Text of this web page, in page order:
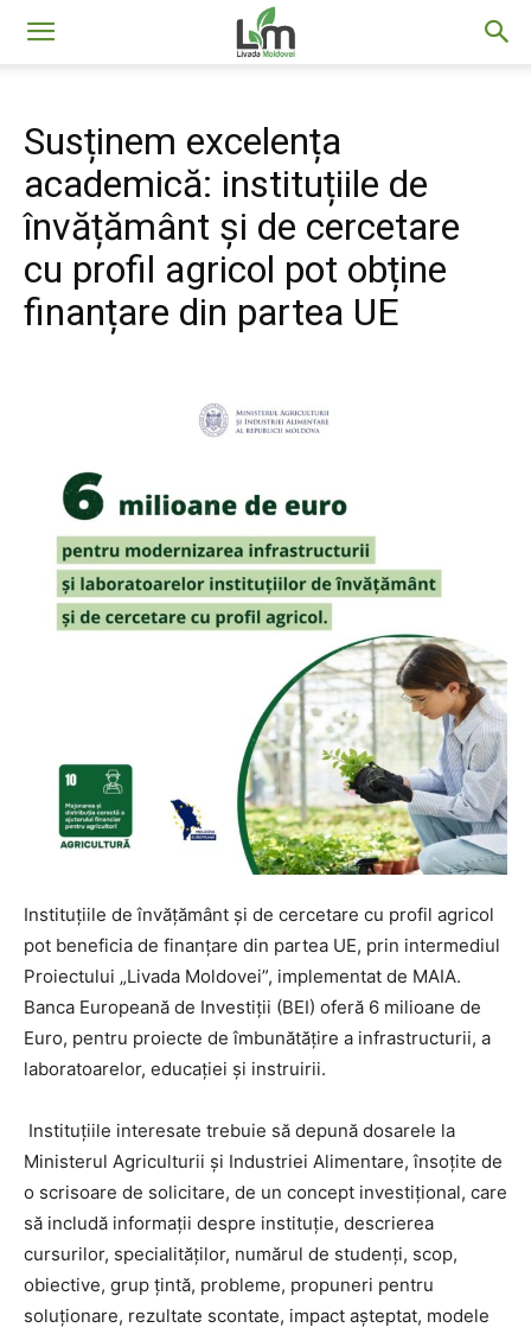
Livada
Moldovei
Susținem excelența
academică: instituțiile de
învățământ și de cercetare
cu profil agricol pot obține
finanțare din partea UE
Instituțiile de învățământ și de cercetare cu profil agricol
pot beneficia de finanțare din partea UE, prin intermediul
Proiectului „Livada Moldovei”, implementat de MAIA.
Banca Europeană de Investiții (BEI) oferă 6 milioane de
Euro, pentru proiecte de îmbunătățire a infrastructurii, a
laboratoarelor, educației și instruirii.
Instituțiile interesate trebuie să depună dosarele la
Ministerul Agriculturii și Industriei Alimentare, însoțite de
o scrisoare de solicitare, de un concept investițional, care
să includă informații despre instituție, descrierea
cursurilor, specialităților, numărul de studenți, scop,
obiective, grup țintă, probleme, propuneri pentru
soluționare, rezultate scontate, impact așteptat, modele